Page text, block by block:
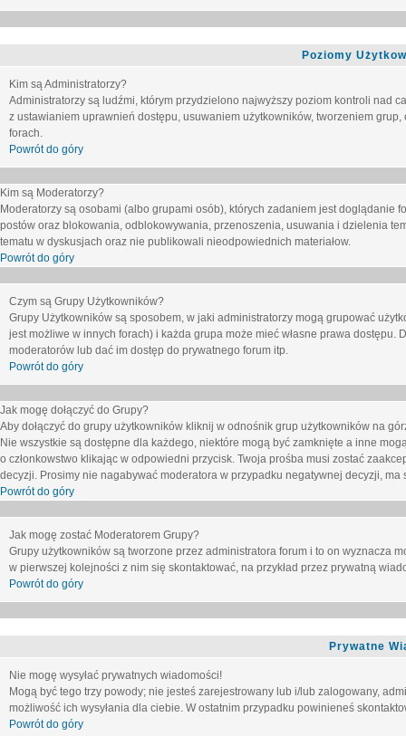
Poziomy
Kim są Administratorzy?
Administratorzy są ludźmi, którym przydzielono najwyższy poziom kontroli nad
z ustawianiem uprawnień dostępu, usuwaniem użytkowników, tworzeniem
forach.
Powrót do góry
Kim są Moderatorzy?
Moderatorzy są osobami (albo grupami osób), których zadaniem jest
postów oraz blokowania, odblokowywania, przenoszenia, usuwania i dzielenia
tematu w dyskusjach oraz nie publikowali nieodpowiednich materiałow.
Powrót do góry
Czym są Grupy Użytkowników?
Grupy Użytkowników są sposobem, w jaki administratorzy mogą grupować
jest możliwe w innych forach) i każda grupa może mieć własne prawa
moderatorów lub dać im dostęp do prywatnego forum itp.
Powrót do góry
Jak mogę dołączyć do Grupy?
Aby dołączyć do grupy użytkowników kliknij w odnośnik grup użytkowników na
Nie wszystkie są dostępne dla każdego, niektóre mogą być zamknięte a inne
o członkowstwo klikając w odpowiedni przycisk. Twoja prośba musi zostać
decyzji. Prosimy nie nagabywać moderatora w przypadku negatywnej decyzji, ma
Powrót do góry
Jak mogę zostać Moderatorem Grupy?
Grupy użytkowników są tworzone przez administratora forum i to on wyznacza
w pierwszej kolejności z nim się skontaktować, na przykład przez prywatną
Powrót do góry
Prywatne
Nie mogę wysyłać prywatnych wiadomości!
Mogą być tego trzy powody; nie jesteś zarejestrowany lub i/lub zalogowany,
możliwość ich wysyłania dla ciebie. W ostatnim przypadku powinieneś
Powrót do góry